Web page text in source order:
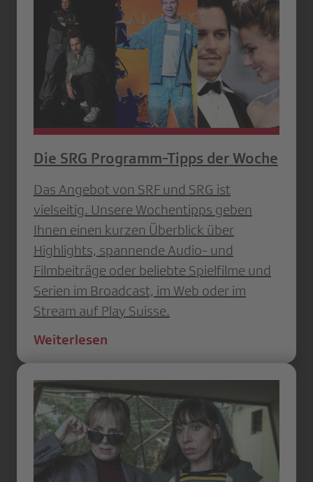
Die SRG Programm-Tipps der Woche
Das Angebot von SRF und SRG ist
vielseitig. Unsere Wochentipps geben
Ihnen einen kurzen Überblick über
Highlights, spannende Audio- und
Filmbeiträge oder beliebte Spielfilme und
Serien im Broadcast, im Web oder im
Stream auf Play Suisse.
Weiterlesen